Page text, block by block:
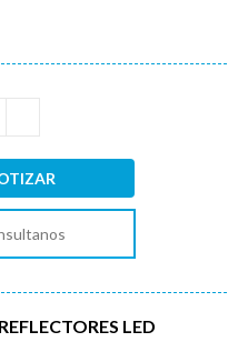
REFLECTORES LED